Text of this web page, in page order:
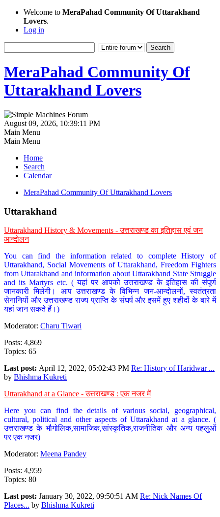
Welcome to MeraPahad Community Of Uttarakhand
Lovers.
Log in
MeraPahad Community Of
Uttarakhand Lovers
August 09, 2026, 10:39:11 PM
Main Menu
Main Menu
Home
Search
Calendar
MeraPahad Community Of Uttarakhand Lovers
Uttarakhand
Uttarakhand History & Movements - उत्तराखण्ड का इतिहास एवं जन
आन्दोलन
You can find the information related to complete History of
Uttarakhand, Social Movements of Uttarakhand, Freedom Fighters
from Uttarakhand and information about Uttarakhand State Struggle
and its Martyrs etc. ( यहां पर आपको उत्तराखण्ड के इतिहास की संपूर्ण
जानकारी मिलेगी। आप उत्तराखण्ड के विभिन्न जन-आन्दोलनों, स्वतंत्रता
सेनानियों और उत्तराखण्ड राज्य प्राप्ति के संघर्ष और इसमें हुए शहीदों के बारे में
यहां जान सकते हैं।)
Moderator: Charu Tiwari
Posts: 4,869
Topics: 65
Last post: April 12, 2022, 05:02:43 PM Re: History of Haridwar ...
by Bhishma Kukreti
Uttarakhand at a Glance - उत्तराखण्ड : एक नजर में
Here you can find the details of various social, geographical,
cultural, political and other aspects of Uttarakhand at a glance. (
उत्तराखण्ड के भौगोलिक,सामाजिक,सांस्कृतिक,राजनीतिक और अन्य पहलुओं
पर एक नजर)
Moderator: Meena Pandey
Posts: 4,959
Topics: 80
Last post: January 30, 2022, 09:50:51 AM Re: Nick Names Of
Places... by Bhishma Kukreti